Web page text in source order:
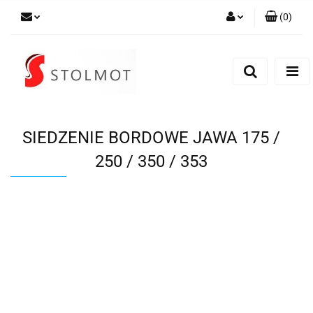
(0)
SIEDZENIE BORDOWE JAWA 175 /
250 / 350 / 353